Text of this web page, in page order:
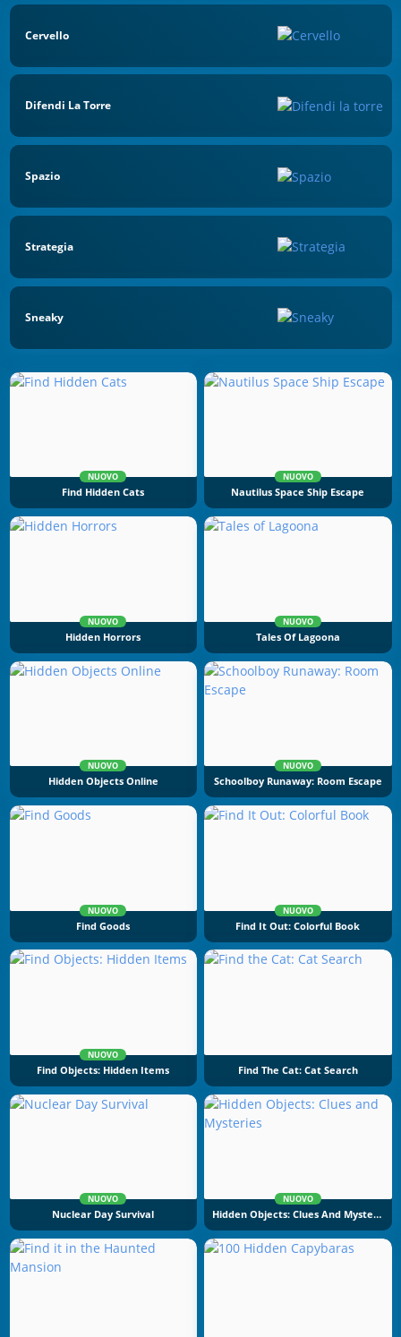
Cervello
Difendi La Torre
Spazio
Strategia
Sneaky
NUOVO
Find Hidden Cats
NUOVO
Nautilus Space Ship Escape
NUOVO
Hidden Horrors
NUOVO
Tales Of Lagoona
NUOVO
Hidden Objects Online
NUOVO
Schoolboy Runaway: Room Escape
NUOVO
Find Goods
NUOVO
Find It Out: Colorful Book
NUOVO
Find Objects: Hidden Items Find The Cat: Cat Search
NUOVO
Nuclear Day Survival
NUOVO
Hidden Objects: Clues And Mysteries